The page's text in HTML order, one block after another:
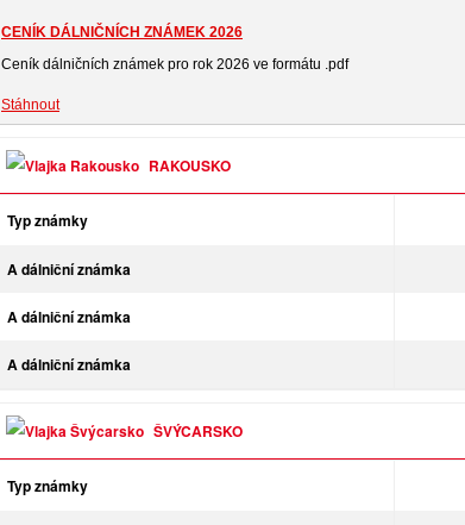
CENÍK DÁLNIČNÍCH ZNÁMEK 2026
Ceník dálničních známek pro rok 2026 ve formátu .pdf
Stáhnout
RAKOUSKO
Typ známky
A dálniční známka
A dálniční známka
A dálniční známka
ŠVÝCARSKO
Typ známky